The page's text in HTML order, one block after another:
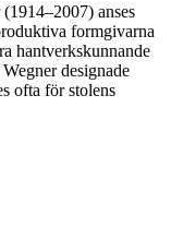
anses
formgivarna
hantverkskunnande
designade
ofta för stolens